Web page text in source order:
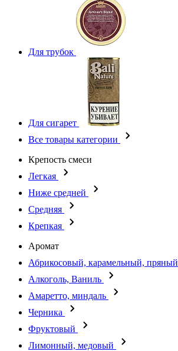
Для трубок
Для сигарет
Все товары категории
Крепость смеси
Легкая
Ниже средней
Средняя
Крепкая
Аромат
Абрикосовый, карамельный, пряный
Алкоголь, Ваниль
Амаретто, миндаль
Черника
Фруктовый
Лимонный, медовый